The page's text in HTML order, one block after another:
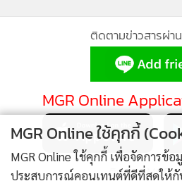
3
หุ้นไทยปิดภาคเช้า +24.30 จุ
ข่าวอื่นใน
MGR Online ใช้คุกกี้
MGR Online ใช้คุกกี้ เพื่อจัดการข้
ประสบการณ์คอนเทนต์ที่ดีที่สุดให้